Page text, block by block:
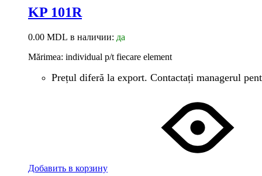
KP 101R
0.00 MDL в наличии: да
Mărimea: individual p/t fiecare element
Prețul diferă la export. Contactați managerul
Добавить в корзину